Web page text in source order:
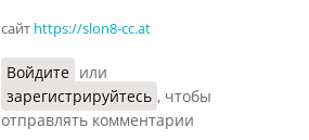
сайт https://slon8-cc.at
Войдите или
зарегистрируйтесь , чтобы
отправлять комментарии